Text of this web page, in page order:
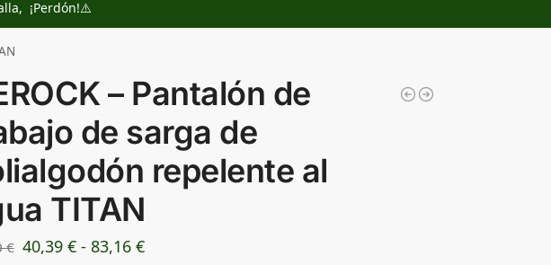
¡Perdón!⚠️
– Pantalón de
de sarga de
repelente al
TITAN
€ 40,39 € - 83,16 €